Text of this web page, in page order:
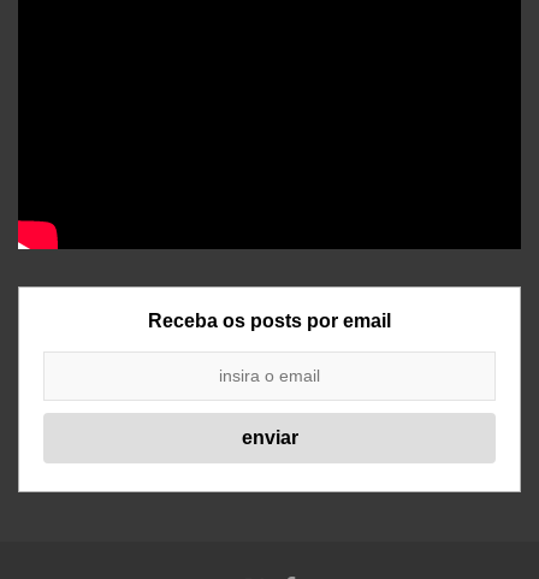
Receba os posts por email